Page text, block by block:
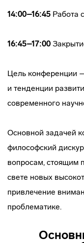
14:00–16:45 Работа
16:45–17:00
Цель конференции
и тенденции
современного
Основной задачей
философский
вопросам, стоящим
свете новых
привлечение
проблематике.